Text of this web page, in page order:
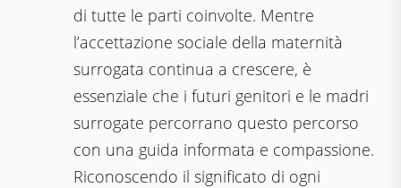
di tutte le parti coinvolte. Mentre
l’accettazione sociale della maternità
surrogata continua a crescere, è
essenziale che i futuri genitori e le madri
surrogate percorrano questo percorso
con una guida informata e compassione.
Riconoscendo il significato di ogni